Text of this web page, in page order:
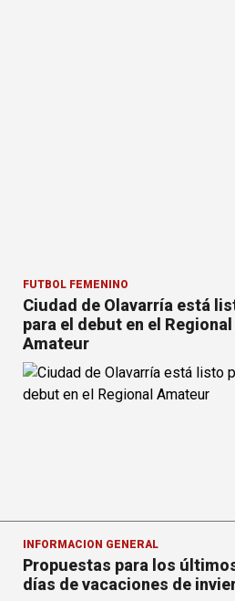
FÚTBOL FEMENINO
Ciudad de Olavarría está
para el debut en el Regional
Amateur
INFORMACION GENERAL
Propuestas para los
días de vacaciones de